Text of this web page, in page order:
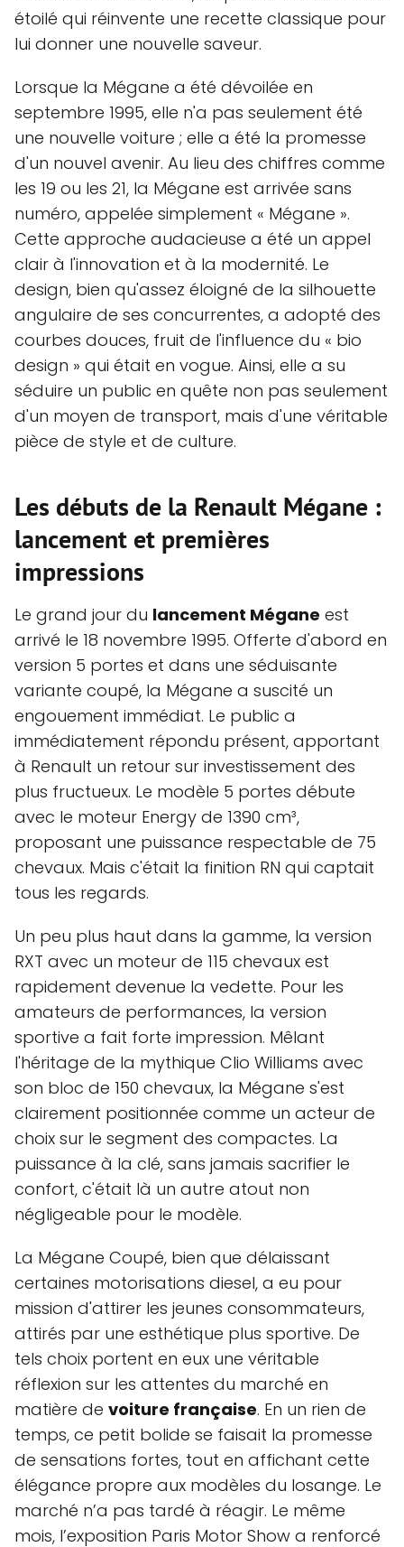
étoilé qui réinvente une recette classique pour
lui donner une nouvelle saveur.
Lorsque la Mégane a été dévoilée en
septembre 1995, elle n'a pas seulement été
une nouvelle voiture ; elle a été la promesse
d'un nouvel avenir. Au lieu des chiffres comme
les 19 ou les 21, la Mégane est arrivée sans
numéro, appelée simplement « Mégane ».
Cette approche audacieuse a été un appel
clair à l'innovation et à la modernité. Le
design, bien qu'assez éloigné de la silhouette
angulaire de ses concurrentes, a adopté des
courbes douces, fruit de l'influence du « bio
design » qui était en vogue. Ainsi, elle a su
séduire un public en quête non pas seulement
d'un moyen de transport, mais d'une véritable
pièce de style et de culture.
Les débuts de la Renault Mégane :
lancement et premières
impressions
Le grand jour du lancement Mégane est
arrivé le 18 novembre 1995. Offerte d'abord en
version 5 portes et dans une séduisante
variante coupé, la Mégane a suscité un
engouement immédiat. Le public a
immédiatement répondu présent, apportant
à Renault un retour sur investissement des
plus fructueux. Le modèle 5 portes débute
avec le moteur Energy de 1390 cm³,
proposant une puissance respectable de 75
chevaux. Mais c'était la finition RN qui captait
tous les regards.
Un peu plus haut dans la gamme, la version
RXT avec un moteur de 115 chevaux est
rapidement devenue la vedette. Pour les
amateurs de performances, la version
sportive a fait forte impression. Mêlant
l'héritage de la mythique Clio Williams avec
son bloc de 150 chevaux, la Mégane s'est
clairement positionnée comme un acteur de
choix sur le segment des compactes. La
puissance à la clé, sans jamais sacrifier le
confort, c'était là un autre atout non
négligeable pour le modèle.
La Mégane Coupé, bien que délaissant
certaines motorisations diesel, a eu pour
mission d'attirer les jeunes consommateurs,
attirés par une esthétique plus sportive. De
tels choix portent en eux une véritable
réflexion sur les attentes du marché en
matière de voiture française. En un rien de
temps, ce petit bolide se faisait la promesse
de sensations fortes, tout en affichant cette
élégance propre aux modèles du losange. Le
marché n’a pas tardé à réagir. Le même
mois, l’exposition Paris Motor Show a renforcé